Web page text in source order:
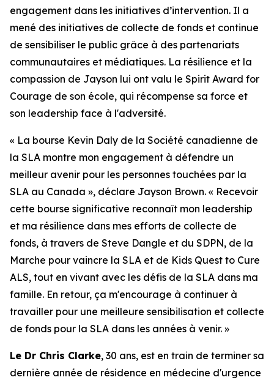
engagement dans les initiatives d’intervention. Il a
mené des initiatives de collecte de fonds et continue
de sensibiliser le public grâce à des partenariats
communautaires et médiatiques. La résilience et la
compassion de Jayson lui ont valu le Spirit Award for
Courage de son école, qui récompense sa force et
son leadership face à l'adversité.
« La bourse Kevin Daly de la Société canadienne de
la SLA montre mon engagement à défendre un
meilleur avenir pour les personnes touchées par la
SLA au Canada », déclare Jayson Brown. « Recevoir
cette bourse significative reconnaît mon leadership
et ma résilience dans mes efforts de collecte de
fonds, à travers de Steve Dangle et du SDPN, de la
Marche pour vaincre la SLA et de Kids Quest to Cure
ALS, tout en vivant avec les défis de la SLA dans ma
famille. En retour, ça m'encourage à continuer à
travailler pour une meilleure sensibilisation et collecte
de fonds pour la SLA dans les années à venir. »
Le Dr Chris Clarke, 30 ans, est en train de terminer sa
dernière année de résidence en médecine d'urgence